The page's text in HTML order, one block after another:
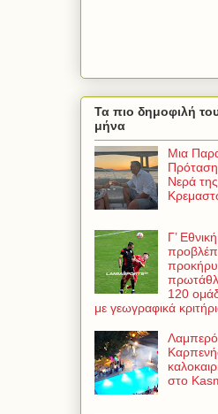
Τα πιο δημοφιλή
μήνα
Μια
Νερά
Γ’
120
με γεωγραφικά
στο